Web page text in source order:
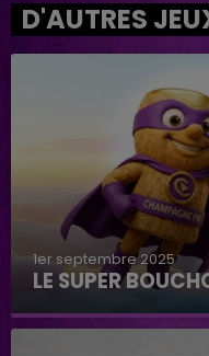
D'AUTRES
1er septembre 2025
LE SUPER